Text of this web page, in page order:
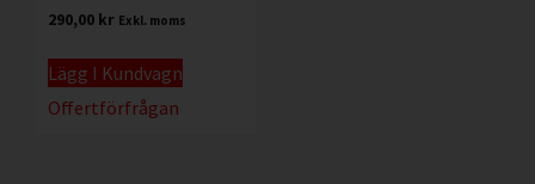
290,00 kr Exkl. moms
Lägg I Kundvagn
Offertförfrågan